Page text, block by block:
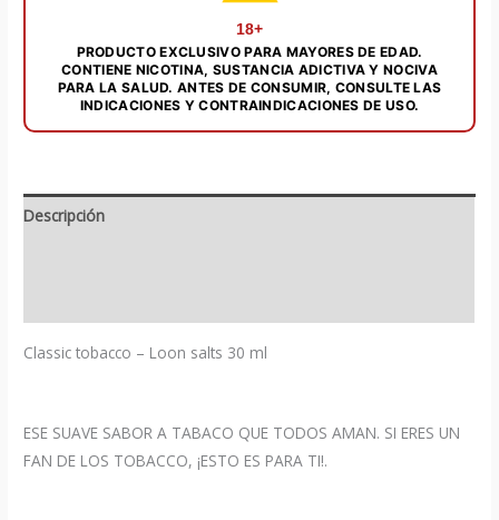
18+
PRODUCTO EXCLUSIVO PARA MAYORES DE EDAD.
CONTIENE NICOTINA, SUSTANCIA ADICTIVA Y NOCIVA
PARA LA SALUD. ANTES DE CONSUMIR, CONSULTE LAS
INDICACIONES Y CONTRAINDICACIONES DE USO.
Descripción
Classic tobacco – Loon salts 30 ml
ESE SUAVE SABOR A TABACO QUE TODOS AMAN. SI ERES UN
FAN DE LOS TOBACCO, ¡ESTO ES PARA TI!.